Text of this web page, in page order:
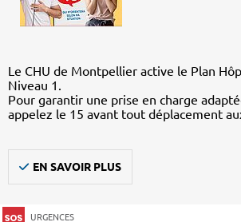
Le CHU de Montpellier active le Plan
Niveau 1.
Pour garantir une prise en charge
appelez le 15 avant tout déplacement
EN SAVOIR PLUS
URGENCES